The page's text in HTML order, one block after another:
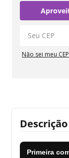
Não sei meu CEP
Descrição
Primeira